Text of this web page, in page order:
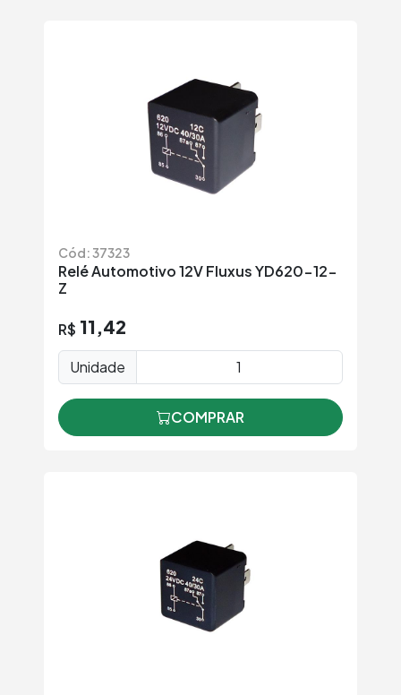
Cód: 37323
Relé Automotivo 12V Fluxus YD620-12-
Z
R$ 11,42
Unidade
COMPRAR